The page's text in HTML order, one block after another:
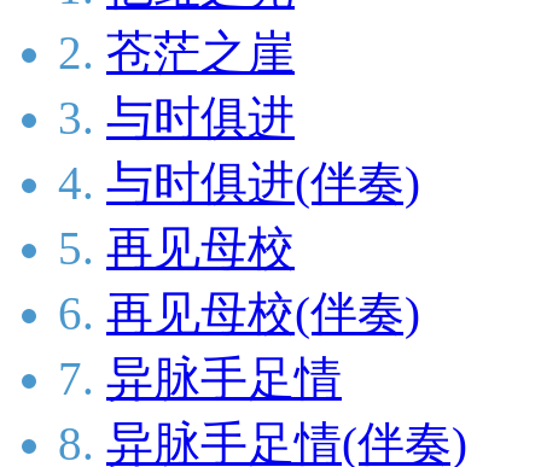
2. 苍茫之崖
3. 与时俱进
4. 与时俱进(伴奏)
5. 再见母校
6. 再见母校(伴奏)
7. 异脉手足情
8. 异脉手足情(伴奏)